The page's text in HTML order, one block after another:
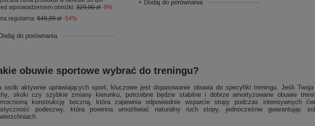
wprowadzeniem obniżki: 329,00 zł -9%
regularna: 649,99 zł -54%
do porównania
+ Dodaj do porównania
obuwie sportowe wybrać do treningu?
osób aktywnie uprawiających sport, kluczowe jest dopasowanie obuwia do specyfiki treningu. Jeśli
skoki czy szybkie zmiany kierunku, potrzebne będzie stabilne i dobrze amortyzowane obuwie
konstrukcję boczną, która zapewnia odpowiednie wsparcie stopy podczas intensywnych
podeszwy, która powinna umożliwiać naturalny ruch stopy, jednocześnie gwarantując